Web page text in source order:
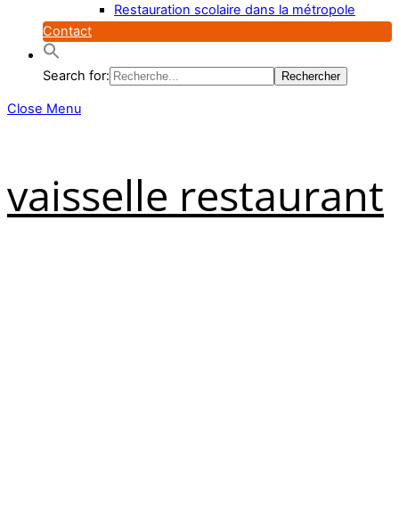
Restauration scolaire dans la métropole
Contact
Search for:
Close Menu
vaisselle restaurant